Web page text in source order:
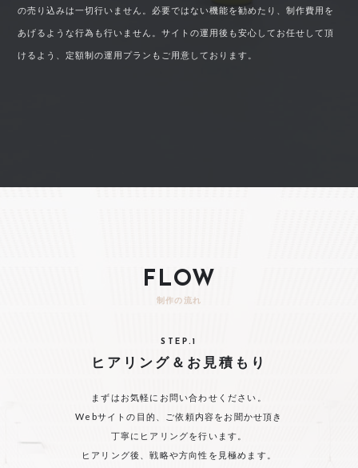
の売り込みは一切行いません。必要ではない機能を勧めたり、制作費用を
あげるような行為も行いません。サイトの運用後も安心してお任せして頂
けるよう、定額制の運用プランもご用意しております。
FLOW
制作の流れ
STEP.1
ヒアリング＆お見積もり
まずはお気軽にお問い合わせください。
Webサイトの目的、ご依頼内容をお聞かせ頂き
丁寧にヒアリングを行います。
ヒアリング後、戦略や方向性を見極めます。